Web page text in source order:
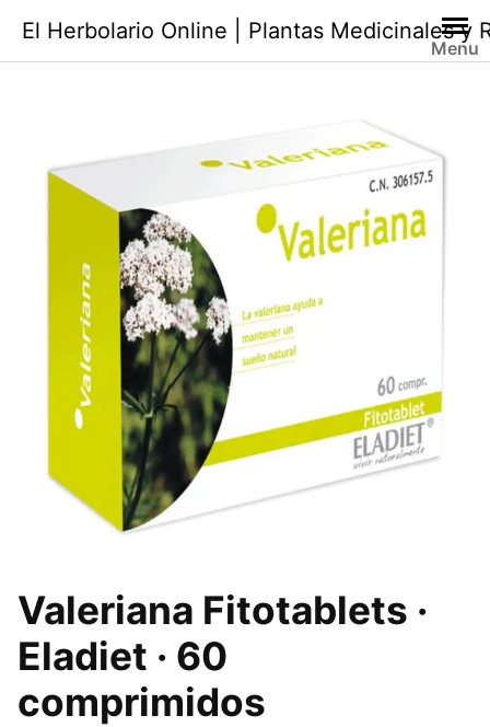
contenido
El Herbolario Online | Plantas Medicinales y
Menu
Valeriana Fitotablets ·
Eladiet · 60
comprimidos